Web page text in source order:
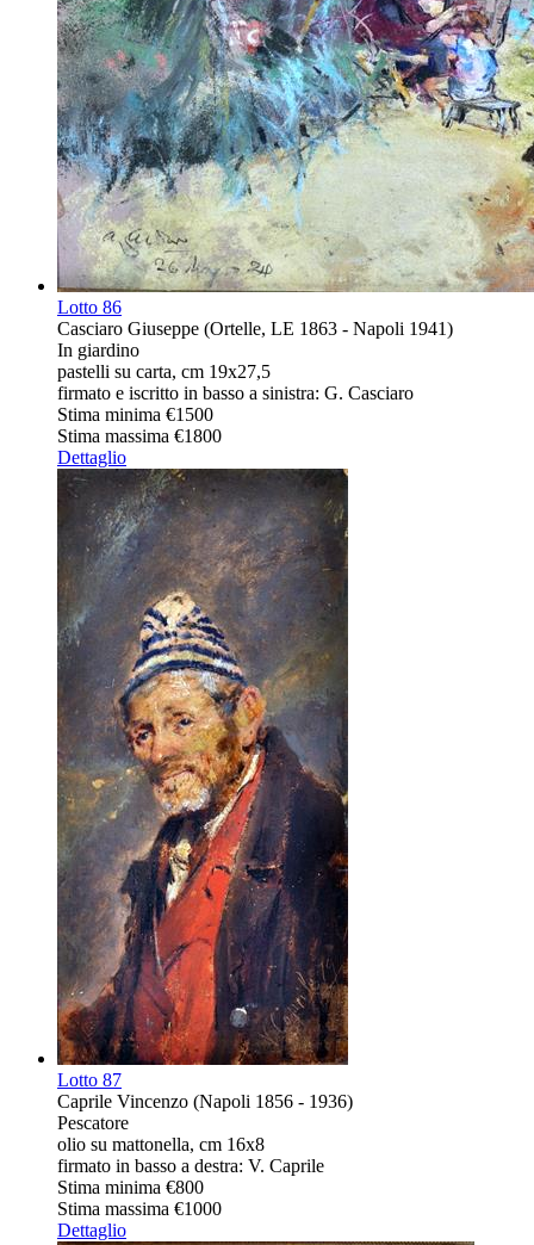
Lotto 86
Casciaro Giuseppe (Ortelle, LE 1863 - Napoli 1941)
In giardino
pastelli su carta, cm 19x27,5
firmato e iscritto in basso a sinistra: G. Casciaro
Stima minima €1500
Stima massima €1800
Dettaglio
Lotto 87
Caprile Vincenzo (Napoli 1856 - 1936)
Pescatore
olio su mattonella, cm 16x8
firmato in basso a destra: V. Caprile
Stima minima €800
Stima massima €1000
Dettaglio